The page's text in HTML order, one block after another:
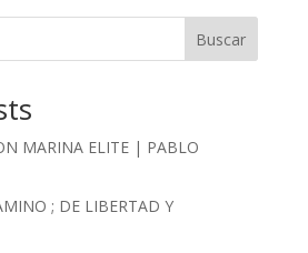
Buscar
MARINA ELITE | PABLO
; DE LIBERTAD Y